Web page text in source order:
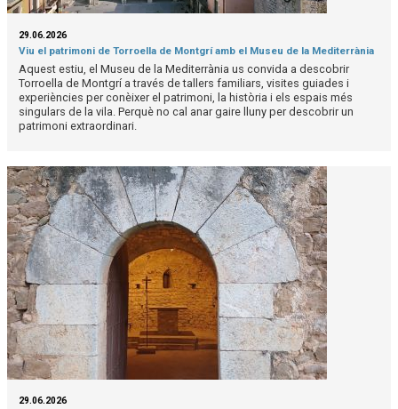
29.06.2026
Viu el patrimoni de Torroella de Montgrí amb el Museu de la Mediterrània
Aquest estiu, el Museu de la Mediterrània us convida a descobrir
Torroella de Montgrí a través de tallers familiars, visites guiades i
experiències per conèixer el patrimoni, la història i els espais més
singulars de la vila. Perquè no cal anar gaire lluny per descobrir un
patrimoni extraordinari.
29.06.2026